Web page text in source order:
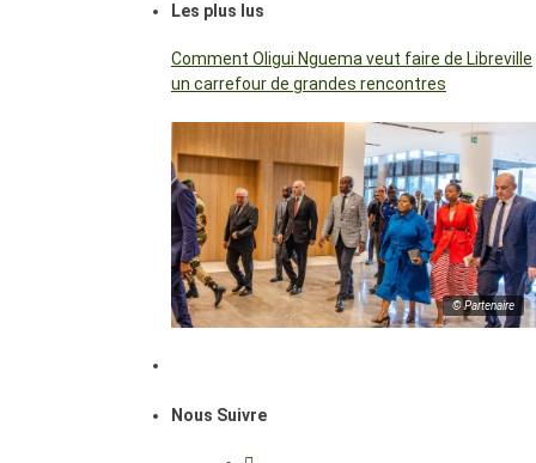
Les plus lus
Comment Oligui Nguema veut faire de Libreville
un carrefour de grandes rencontres
© Partenaire
Nous Suivre